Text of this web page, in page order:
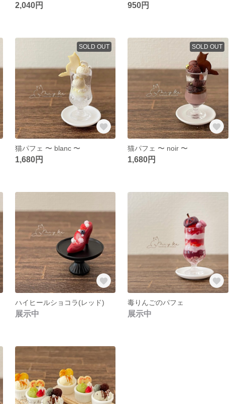
2,040円 950円
SOLD OUT
猫パフェ 〜 blanc 〜
1,680円
SOLD OUT
猫パフェ 〜 noir 〜
1,680円
ハイヒールショコラ(レッド)
展示中
毒りんごのパフェ
展示中